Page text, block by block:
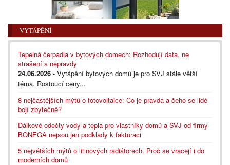
VYTÁPĚNÍ
Tepelná čerpadla v bytových domech: Rozhodují data, ne
strašení a nepravdy
24.06.2026 - Vytápění bytových domů je pro SVJ stále větší
téma. Rostoucí ceny...
8 nejčastějších mýtů o fotovoltaice: Co je pravda a čeho se lidé
bojí zbytečně?
Dálkové odečty vody a tepla pro vlastníky domů a SVJ od firmy
BONEGA nejsou jen podklady k fakturaci
5 největších mýtů o litinových radiátorech. Proč se vracejí i do
moderních domů